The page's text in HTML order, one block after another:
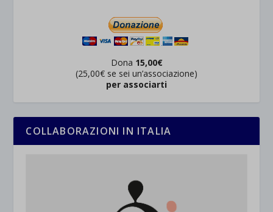
Dona 15,00€
(25,00€ se sei un’associazione)
per associarti
COLLABORAZIONI IN ITALIA